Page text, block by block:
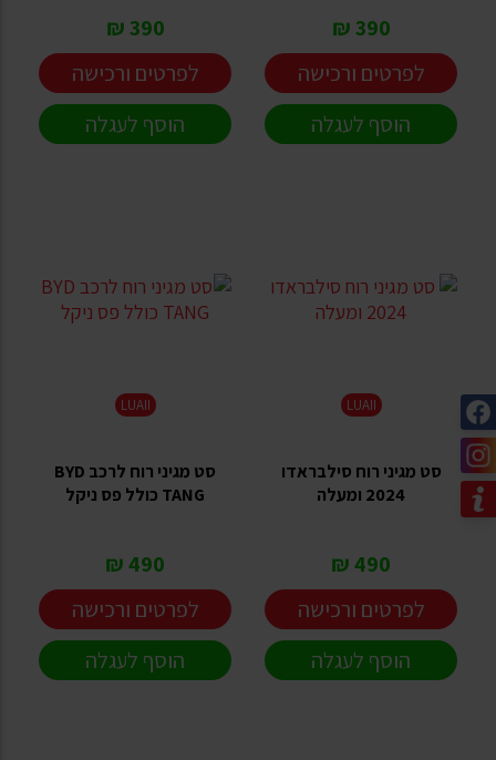
390 ₪
לפרטים ורכישה
הוסף לעגלה
390 ₪
לפרטים ורכישה
הוסף לעגלה
LUAII
סט מגיני רוח סילבראדו
2024 ומעלה
490 ₪
לפרטים ורכישה
הוסף לעגלה
LUAII
סט מגיני רוח לרכב BYD
TANG כולל פס ניקל
490 ₪
לפרטים ורכישה
הוסף לעגלה